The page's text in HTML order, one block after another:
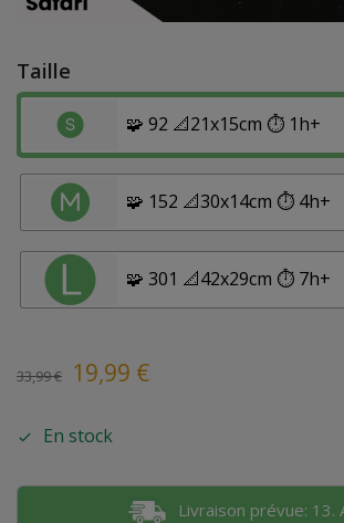
Taille
🧩 92 📐21x15cm ⏱️ 1h+
🧩 152 📐30x14cm ⏱️ 4h+
🧩 301 📐42x29cm ⏱️ 7h+
33,99€ 19,99 €
En stock
Livraison prévue: 13.